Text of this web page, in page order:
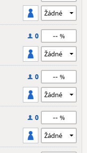
0 --
0 --
0 --